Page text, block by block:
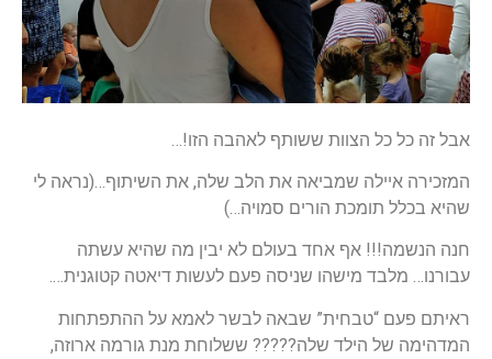
אבל זה כל כל הצוות ששותף לאהבה הזו!…
המזכירה איילה שמביאה את הלב שלה, את השיתוף…(נראה לי
שהיא בכלל תומכת הורים סמויה…)
חנה הנשמה!!! אף אחד בעולם לא יבין מה שהיא עשתה
עבורנו… מלבד מישהו שניסה פעם לעשות דיאטה קטוגנית….
ראיתם פעם “טבחית” שבאה לבשר לאמא על ההתפתחות
המדהימה של הילד שלה????? ששלוחת מנת גורמה ארוזה,